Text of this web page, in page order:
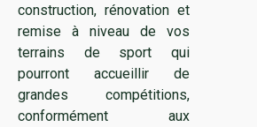
construction, rénovation et
remise à niveau de vos
terrains de sport qui
pourront accueillir de
grandes compétitions,
conformément aux